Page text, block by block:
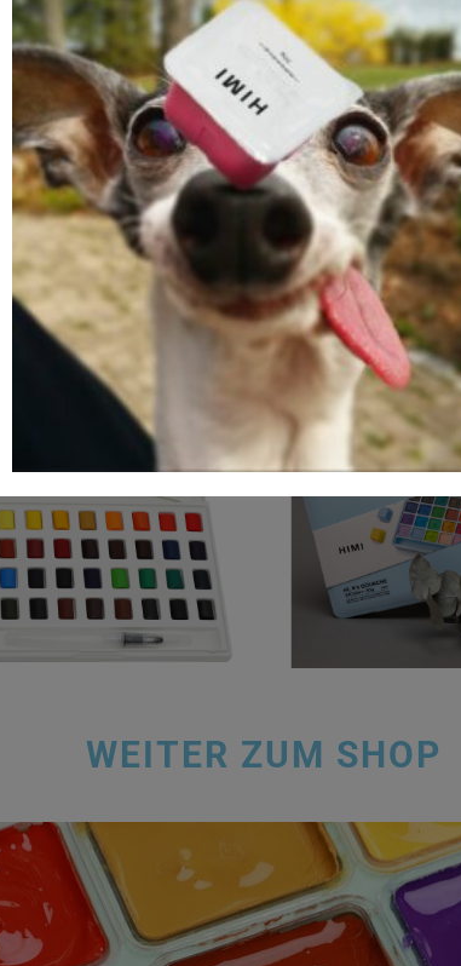
HIMI MIYA METALLIC
GOUACHE SET – 12
FARBEN
22,00€
HIMI 48
SET
22,00
HIMI 36 FARBEN
AQUARELL-KIT
14,00€
HIMI
24,00
WEITER ZUM SHOP